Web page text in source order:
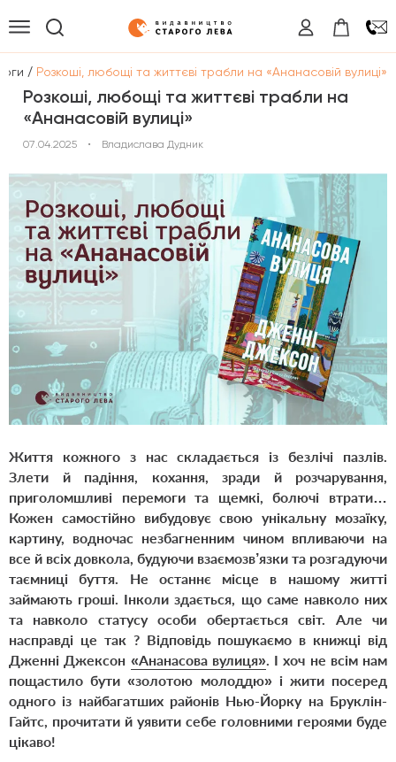
/ Розкоші, любощі та життєві трабли на «Ананасовій вулиці»
Розкоші, любощі та життєві трабли на
«Ананасовій вулиці»
07.04.2025 • Владислава Дудник
Життя кожного з нас складається із безлічі пазлів.
Злети й падіння, кохання, зради й розчарування,
приголомшливі перемоги та щемкі, болючі втрати…
Кожен самостійно вибудовує свою унікальну мозаїку,
картину, водночас незбагненним чином впливаючи на
все й всіх довкола, будуючи взаємозв’язки та розгадуючи
таємниці буття. Не останнє місце в нашому житті
займають гроші. Інколи здається, що саме навколо них
та навколо статусу особи обертається світ. Але чи
насправді це так ? Відповідь пошукаємо в книжці від
Дженні Джексон «Ананасова вулиця». І хоч не всім нам
пощастило бути «золотою молоддю» і жити посеред
одного із найбагатших районів Нью-Йорку на Бруклін-
Гайтс, прочитати й уявити себе головними героями буде
цікаво!